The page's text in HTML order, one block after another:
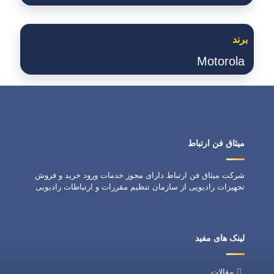
برند
Motorola
میثاق فن ارتباط
شرکت میثاق فن ارتباط دارای مجوز خدمات ورود خرید و فروش
تجهیزات رادیویی از سازمان تنظیم مقررات و ارتباطات رادیویی
لینک های مفید
مقالات